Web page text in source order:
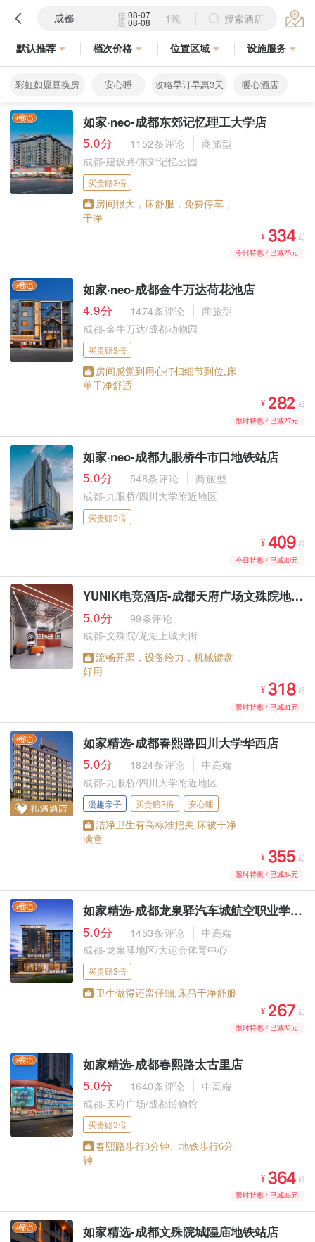
成都 住 08-07
退 08-08 1晚 搜索酒店
默认推荐 档次价格 位置区域 设施服务
彩虹如愿豆换房 安心睡 攻略早订早惠3天 暖心酒店
如家·neo-成都东郊记忆理工大学店
5.0分
1152条评论
商旅型
成都-建设路/东郊记忆公园
买贵赔3倍
房间很大，床舒服，免费停车，
干净
¥  起
今日特惠 / 已减25元
如家·neo-成都金牛万达荷花池店
4.9分
1474条评论
商旅型
成都-金牛万达/成都动物园
买贵赔3倍
房间感觉到用心打扫细节到位,床
单干净舒适
¥  起
限时特惠 / 已减27元
如家·neo-成都九眼桥牛市口地铁站店
5.0分
548条评论
商旅型
成都-九眼桥/四川大学附近地区
买贵赔3倍
¥  起
今日特惠 / 已减30元
YUNIK电竞酒店-成都天府广场文殊院地铁站店
5.0分
99条评论
成都-文殊院/龙湖上城天街
流畅开黑，设备给力，机械键盘
好用
¥   起
限时特惠 / 已减31元
如家精选-成都春熙路四川大学华西店
5.0分
1824条评论
中高端
成都-九眼桥/四川大学附近地区
漫趣亲子 买贵赔3倍 安心睡
洁净卫生有高标准把关,床被干净
满意
¥  起
限时特惠 / 已减34元
如家精选-成都龙泉驿汽车城航空职业学院店
5.0分
1453条评论
中高端
成都-龙泉驿地区/大运会体育中心
买贵赔3倍
卫生做得还蛮仔细,床品干净舒服
¥  起
限时特惠 / 已减32元
如家精选-成都春熙路太古里店
5.0分
1640条评论
中高端
成都-天府广场/成都博物馆
买贵赔3倍
春熙路步行3分钟、地铁步行6分
钟
¥  起
限时特惠 / 已减35元
如家精选-成都文殊院城隍庙地铁站店